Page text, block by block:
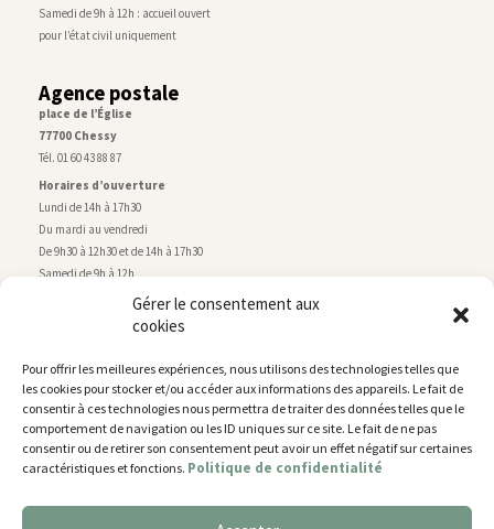
Gérer le consentement aux
cookies
Pour offrir les meilleures expériences, nous utilisons des technologies telles que
les cookies pour stocker et/ou accéder aux informations des appareils. Le fait de
consentir à ces technologies nous permettra de traiter des données telles que le
comportement de navigation ou les ID uniques sur ce site. Le fait de ne pas
consentir ou de retirer son consentement peut avoir un effet négatif sur certaines
caractéristiques et fonctions. Politique de confidentialité
Samedi de 9h à 12h : accueil ouvert
pour l’état civil uniquement
Agence postale
place de l’Église
77700 Chessy
Tél. 01 60 43 88 87
Horaires d’ouverture
Lundi de 14h à 17h30
Du mardi au vendredi
De 9h30 à 12h30 et de 14h à 17h30
Samedi de 9h à 12h
Service technique
rue de Montry–77700 Chessy
Tél. 01 60 43 52 63
Horaires d’ouverture
Lundi, mardi et jeudi
De 9h à 11h45 et de 14h30 à 17h30